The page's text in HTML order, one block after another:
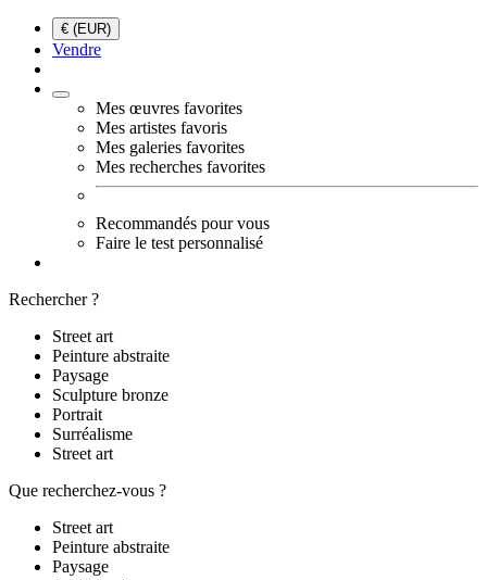
€ (EUR)
Vendre
Mes œuvres favorites
Mes artistes favoris
Mes galeries favorites
Mes recherches favorites
Recommandés pour vous
Faire le test personnalisé
Rechercher ?
Street art
Peinture abstraite
Paysage
Sculpture bronze
Portrait
Surréalisme
Street art
Que recherchez-vous ?
Street art
Peinture abstraite
Paysage